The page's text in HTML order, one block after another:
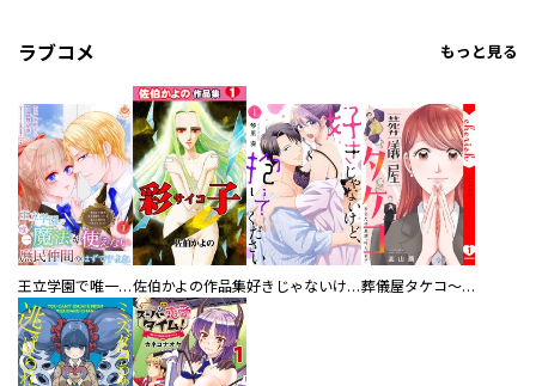
ラブコメ もっと見る
王立学園で唯一魔法が使えない庶民仲間のはずですよね～実は王子様で私を溺愛しているなんて告白はやめてください～佐伯かよの作品集 好きじゃないけど、抱いてください【電子単行本版／特典おまけ付き】 葬儀屋タケコ～あなたの最期、叶えます【電子単行本版】